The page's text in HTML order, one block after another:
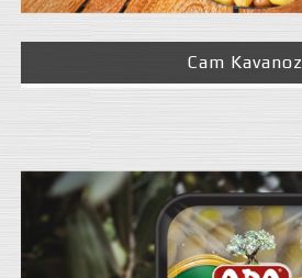
Cam Kavanoz